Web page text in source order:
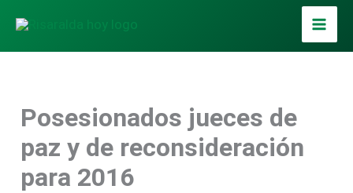
Posesionados jueces de
paz y de reconsideración
para 2016